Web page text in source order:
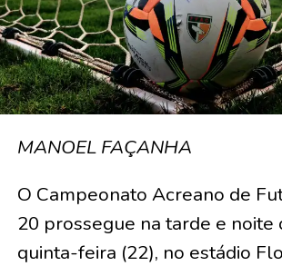
MANOEL FAÇANHA
O Campeonato Acreano de
20 prossegue na tarde e noite
quinta-feira (22), no estádio